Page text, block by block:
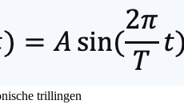
trillingen